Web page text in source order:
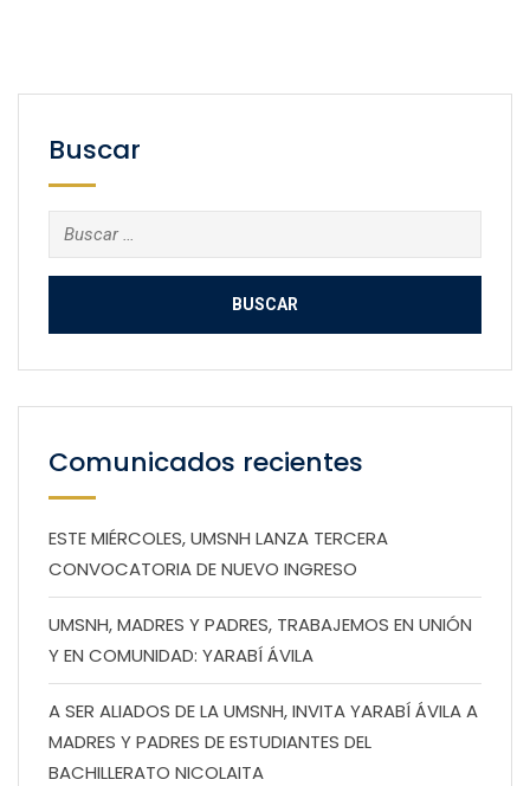
Buscar
Buscar:
Comunicados recientes
ESTE MIÉRCOLES, UMSNH LANZA TERCERA
CONVOCATORIA DE NUEVO INGRESO
UMSNH, MADRES Y PADRES, TRABAJEMOS EN UNIÓN
Y EN COMUNIDAD: YARABÍ ÁVILA
A SER ALIADOS DE LA UMSNH, INVITA YARABÍ ÁVILA A
MADRES Y PADRES DE ESTUDIANTES DEL
BACHILLERATO NICOLAITA